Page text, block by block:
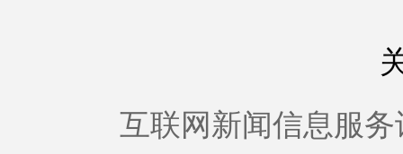
互联网新闻信息服务